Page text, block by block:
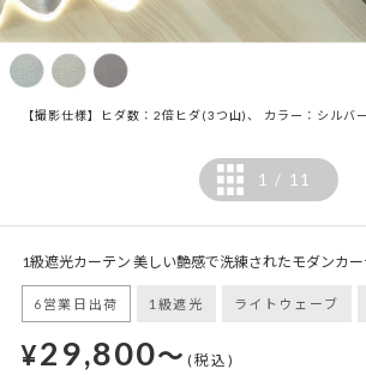
【撮影仕様】ヒダ数：2倍ヒダ(3つ山)、 カラー：シルバ
1 / 11
1級遮光カーテン 美しい艶感で洗練されたモダンカ
6営業日出荷 1級遮光 ライトウェーブ
¥29,800～ (税込)